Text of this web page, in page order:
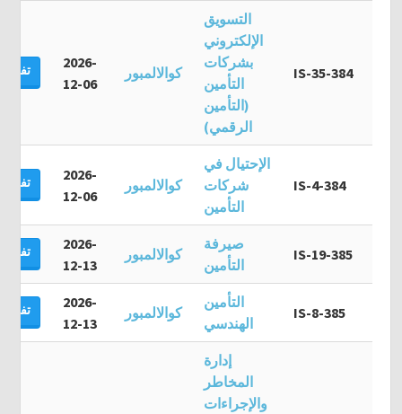
IS-35-384
التسويق
الإلكتروني
بشركات
التأمين
(التأمين
الرقمي)
كوالالمبور
2026-
12-06
IS-4-384
الإحتيال في
شركات
التأمين
كوالالمبور
2026-
12-06
IS-19-385
صيرفة
التأمين
كوالالمبور
2026-
12-13
IS-8-385
التأمين
الهندسي
كوالالمبور
2026-
12-13
إدارة
المخاطر
والإجراءات